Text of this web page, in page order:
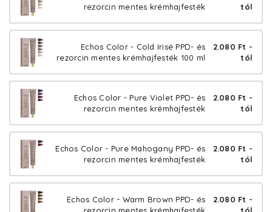
rezorcin mentes krémhajfesték
tól
Echos Color - Cold Irisé PPD- és
rezorcin mentes krémhajfesték 100 ml
2.080 Ft -
tól
Echos Color - Pure Violet PPD- és
rezorcin mentes krémhajfesték
2.080 Ft -
tól
Echos Color - Pure Mahogany PPD- és
rezorcin mentes krémhajfesték
2.080 Ft -
tól
Echos Color - Warm Brown PPD- és
2.080 Ft -